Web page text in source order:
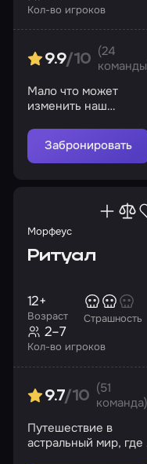
Кол-во игроков
9.9/10
(24
Мало что может
изменить наш
жизни…
Забронировать
Морфеус
Ритуал
Возраст
12+
Страшность
Кол-во игроков
2–7
9.7/10
(51
команда)
Путешествие в
астральный мир, где